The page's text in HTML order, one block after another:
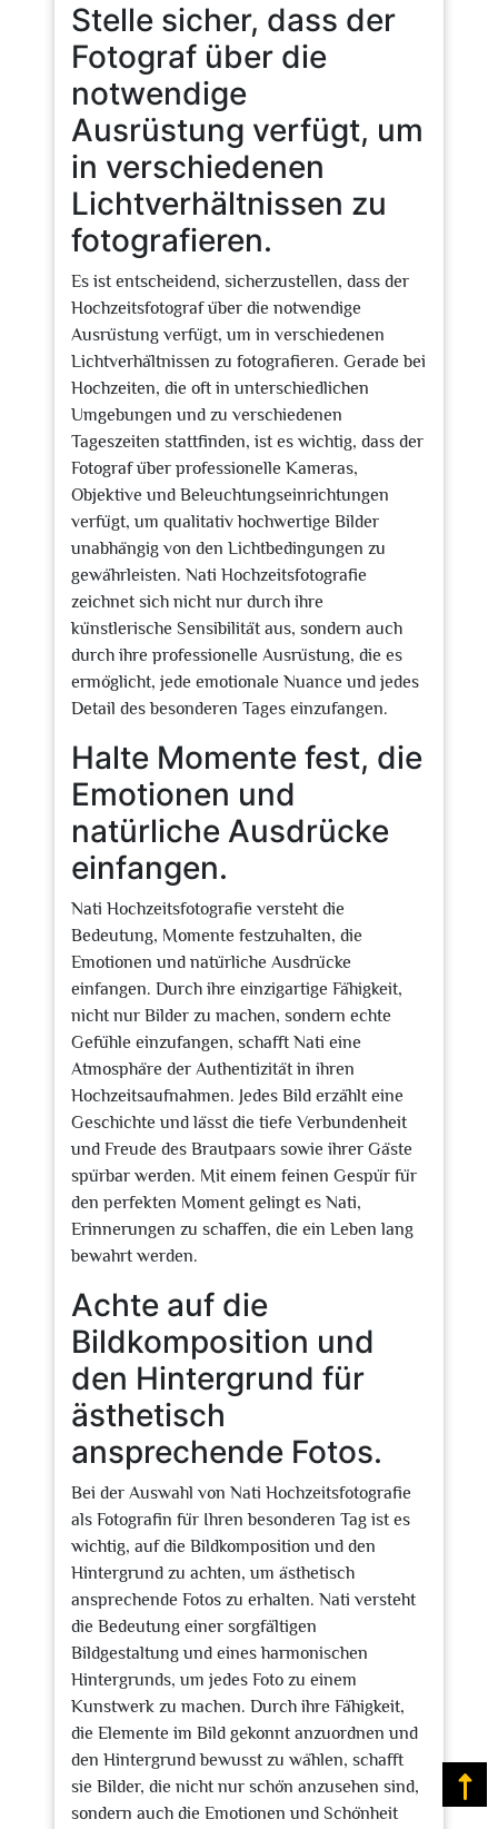
Stelle sicher, dass der
Fotograf über die
notwendige
Ausrüstung verfügt, um
in verschiedenen
Lichtverhältnissen zu
fotografieren.
Es ist entscheidend, sicherzustellen, dass der
Hochzeitsfotograf über die notwendige
Ausrüstung verfügt, um in verschiedenen
Lichtverhältnissen zu fotografieren. Gerade bei
Hochzeiten, die oft in unterschiedlichen
Umgebungen und zu verschiedenen
Tageszeiten stattfinden, ist es wichtig, dass der
Fotograf über professionelle Kameras,
Objektive und Beleuchtungseinrichtungen
verfügt, um qualitativ hochwertige Bilder
unabhängig von den Lichtbedingungen zu
gewährleisten. Nati Hochzeitsfotografie
zeichnet sich nicht nur durch ihre
künstlerische Sensibilität aus, sondern auch
durch ihre professionelle Ausrüstung, die es
ermöglicht, jede emotionale Nuance und jedes
Detail des besonderen Tages einzufangen.
Halte Momente fest, die
Emotionen und
natürliche Ausdrücke
einfangen.
Nati Hochzeitsfotografie versteht die
Bedeutung, Momente festzuhalten, die
Emotionen und natürliche Ausdrücke
einfangen. Durch ihre einzigartige Fähigkeit,
nicht nur Bilder zu machen, sondern echte
Gefühle einzufangen, schafft Nati eine
Atmosphäre der Authentizität in ihren
Hochzeitsaufnahmen. Jedes Bild erzählt eine
Geschichte und lässt die tiefe Verbundenheit
und Freude des Brautpaars sowie ihrer Gäste
spürbar werden. Mit einem feinen Gespür für
den perfekten Moment gelingt es Nati,
Erinnerungen zu schaffen, die ein Leben lang
bewahrt werden.
Achte auf die
Bildkomposition und
den Hintergrund für
ästhetisch
ansprechende Fotos.
Bei der Auswahl von Nati Hochzeitsfotografie
als Fotografin für Ihren besonderen Tag ist es
wichtig, auf die Bildkomposition und den
Hintergrund zu achten, um ästhetisch
ansprechende Fotos zu erhalten. Nati versteht
die Bedeutung einer sorgfältigen
Bildgestaltung und eines harmonischen
Hintergrunds, um jedes Foto zu einem
Kunstwerk zu machen. Durch ihre Fähigkeit,
die Elemente im Bild gekonnt anzuordnen und
den Hintergrund bewusst zu wählen, schafft
sie Bilder, die nicht nur schön anzusehen sind,
sondern auch die Emotionen und Schönheit